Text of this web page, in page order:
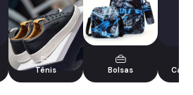
👟
Tênis
👜
Bolsas